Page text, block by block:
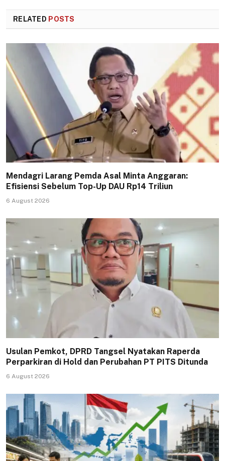
RELATED POSTS
Mendagri Larang Pemda Asal Minta Anggaran:
Efisiensi Sebelum Top-Up DAU Rp14 Triliun
6 August 2026
Usulan Pemkot, DPRD Tangsel Nyatakan Raperda
Perparkiran di Hold dan Perubahan PT PITS Ditunda
6 August 2026